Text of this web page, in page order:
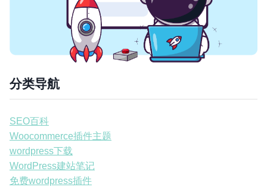
分类导航
SEO百科
Woocommerce插件主题
wordpress下载
WordPress建站笔记
免费wordpress插件